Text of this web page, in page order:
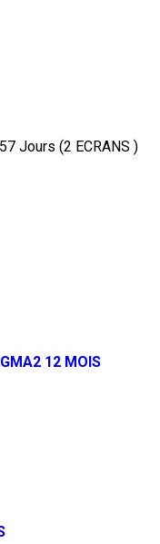
Jours (2 ECRANS )
12 MOIS